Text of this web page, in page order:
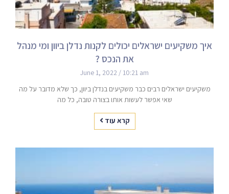
איך משקיעים ישראלים יכולים לקנות נדלן ביוון ומי מנהל
את הנכס ?
June 1, 2022
10:21 am
משקיעים ישראלים רבים כבר משקיעים בנדלן ביוון, כך שלא מדובר על מה
שאי אפשר לעשות אותו בצורה טובה, כל מה
קרא עוד